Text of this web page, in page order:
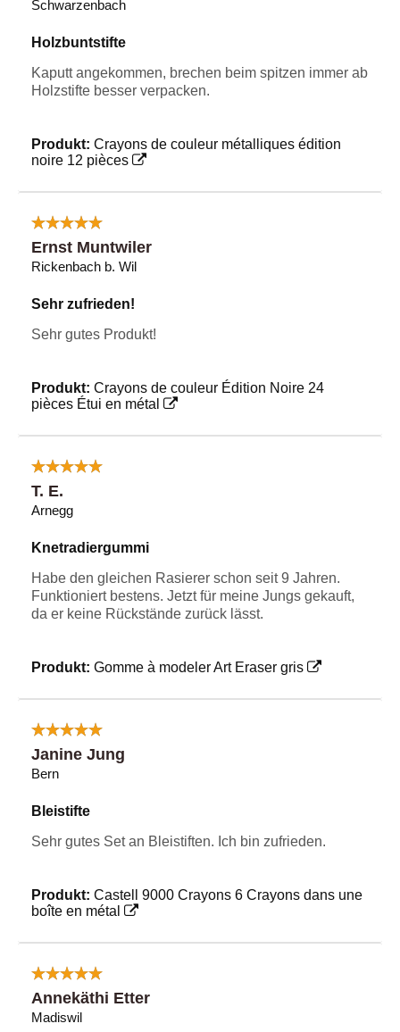
Schwarzenbach
Holzbuntstifte
Kaputt angekommen, brechen beim spitzen immer ab
Holzstifte besser verpacken.
Produkt: Crayons de couleur métalliques édition
noire 12 pièces
Ernst Muntwiler
Rickenbach b. Wil
Sehr zufrieden!
Sehr gutes Produkt!
Produkt: Crayons de couleur Édition Noire 24
pièces Étui en métal
T. E.
Arnegg
Knetradiergummi
Habe den gleichen Rasierer schon seit 9 Jahren.
Funktioniert bestens. Jetzt für meine Jungs gekauft,
da er keine Rückstände zurück lässt.
Produkt: Gomme à modeler Art Eraser gris
Janine Jung
Bern
Bleistifte
Sehr gutes Set an Bleistiften. Ich bin zufrieden.
Produkt: Castell 9000 Crayons 6 Crayons dans une
boîte en métal
Annekäthi Etter
Madiswil